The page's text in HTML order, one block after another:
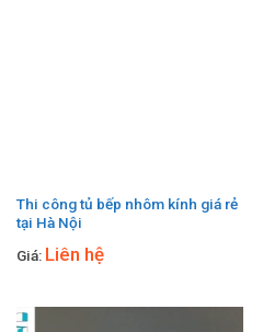
Thi công tủ bếp nhôm kính giá rẻ
tại Hà Nội
Giá: Liên hệ